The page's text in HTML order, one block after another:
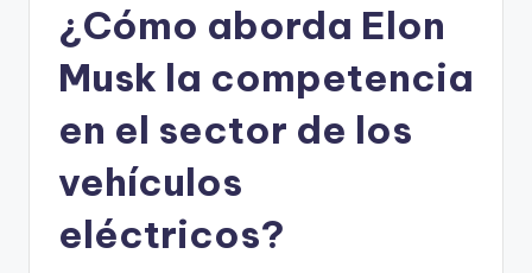
A
N
D
¿Cómo aborda Elon
Musk la competencia
en el sector de los
vehículos
eléctricos?